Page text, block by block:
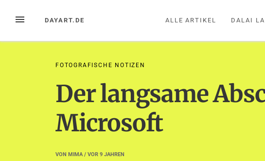
InhaltMENÜ DAYART.DE ALLE ARTIKEL DALAI
FOTOGRAFISCHE NOTIZEN
Der langsame
Microsoft
VON MIMA/ VOR 9 JAHREN